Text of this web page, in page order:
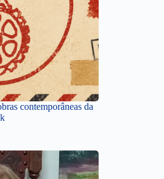
contemporâneas da